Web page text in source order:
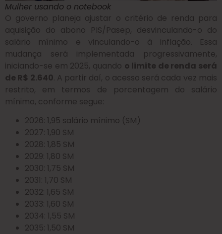
Mulher usando o notebook
O governo planeja ajustar o critério de renda para
aquisição do abono PIS/Pasep, desvinculando-o do
salário mínimo e vinculando-o à inflação. Essa
mudança será implementada progressivamente,
iniciando-se em 2025, quando o limite de renda será
de R$ 2.640. A partir daí, o acesso será cada vez mais
restrito, em termos de porcentagem do salário
mínimo, conforme segue:
2026: 1,95 salário mínimo (SM)
2027: 1,90 SM
2028: 1,85 SM
2029: 1,80 SM
2030: 1,75 SM
2031: 1,70 SM
2032: 1,65 SM
2033: 1,60 SM
2034: 1,55 SM
2035: 1,50 SM